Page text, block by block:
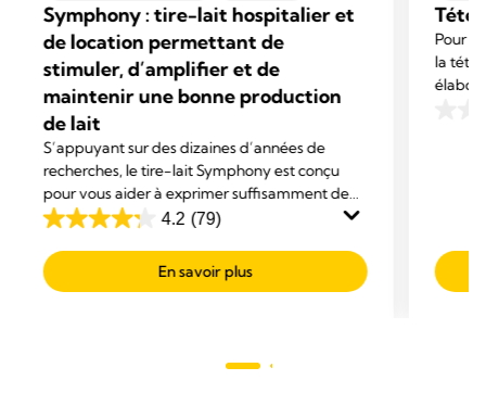
Symphony : tire-lait hospitalier et
de location permettant de
stimuler, d’amplifier et de
maintenir une bonne production
de lait
S’appuyant sur des dizaines d’années de
recherches, le tire-lait Symphony est conçu
pour vous aider à exprimer suffisamment de
lait pour favoriser l’allaitement de votre bébé.
maximale.
4.2 (79)
4.2
sur
5
En savoir plus
Pour
la